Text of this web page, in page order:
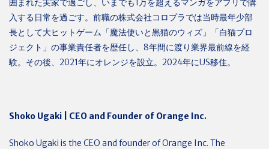
囲まれた実家で過ごし、いまでも1 万を超えるマンガをアプリで購
入する日常を過ごす。前職の株式会社コロプラでは当時最年少部
長として大ヒットゲーム「魔法使いと黒猫のウィズ」「白猫プロ
ジェクト」の事業責任者を歴任し、 8年間に渡り業界最前線を経
験。その後、 2021年にオレンジを設立。 2024年にUS移住。
Shoko Ugaki | CEO and Founder of Orange Inc.
Shoko Ugaki is the CEO and founder of Orange Inc. The